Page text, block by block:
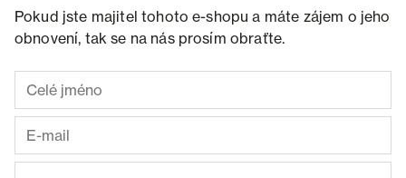
Pokud jste majitel tohoto e-shopu a máte zájem o jeho
obnovení, tak se na nás prosím obraťte.